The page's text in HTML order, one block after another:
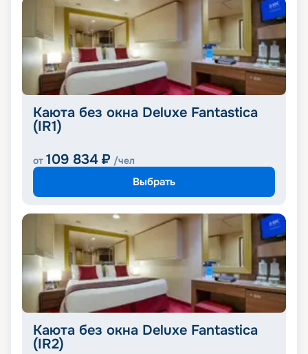
Каюта без окна Deluxe Fantastica
(IR1)
от 109 834 ₽ /чел
Выбрать
Каюта без окна Deluxe Fantastica
(IR2)